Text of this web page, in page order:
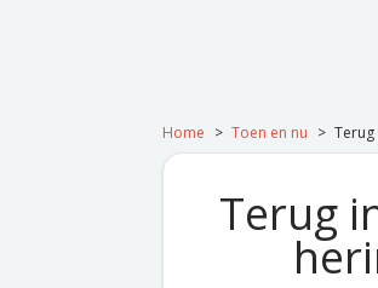
Home > Toen en nu >
Terug